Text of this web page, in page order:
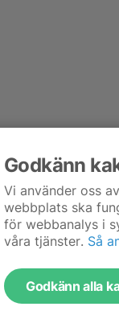
Godkänn
Vi använder oss
webbplats ska
för webbanalys i
våra tjänster. Så
Godkänn alla